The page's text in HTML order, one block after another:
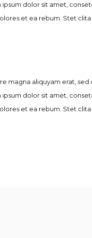
dolor sit amet,
et ea rebum. Stet
aliquyam erat,
dolor sit amet,
et ea rebum. Stet